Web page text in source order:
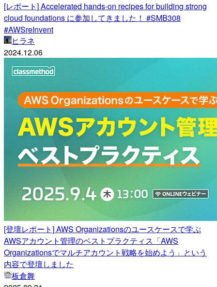
[レポート] Accelerated hands-on recipes for building strong
cloud foundations に参加してきました！ #SMB308
#AWSreInvent
ヒラネ
2024.12.06
[登壇レポート] AWS Organizationsのユースケースで学ぶ
AWSアカウント管理のベストプラクティス「AWS
Organizationsでマルチアカウント戦略を始めよう」という
内容で登壇しました
板倉舞